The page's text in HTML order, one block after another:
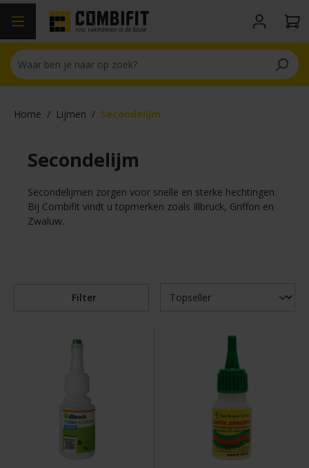
Home / Lijmen / Secondelijm
Secondelijm
Secondelijmen zorgen voor snelle en sterke hechtingen.
Bij Combifit vindt u topmerken zoals Illbruck, Griffon en
Zwaluw.
Filter